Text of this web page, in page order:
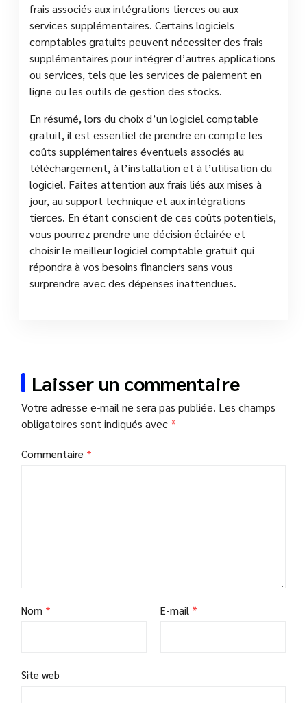
frais associés aux intégrations tierces ou aux
services supplémentaires. Certains logiciels
comptables gratuits peuvent nécessiter des frais
supplémentaires pour intégrer d’autres applications
ou services, tels que les services de paiement en
ligne ou les outils de gestion des stocks.
En résumé, lors du choix d’un logiciel comptable
gratuit, il est essentiel de prendre en compte les
coûts supplémentaires éventuels associés au
téléchargement, à l’installation et à l’utilisation du
logiciel. Faites attention aux frais liés aux mises à
jour, au support technique et aux intégrations
tierces. En étant conscient de ces coûts potentiels,
vous pourrez prendre une décision éclairée et
choisir le meilleur logiciel comptable gratuit qui
répondra à vos besoins financiers sans vous
surprendre avec des dépenses inattendues.
Laisser un commentaire
Votre adresse e-mail ne sera pas publiée. Les champs
obligatoires sont indiqués avec *
Commentaire *
Nom * E-mail *
Site web